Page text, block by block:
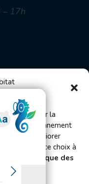
pour mesurer la
le fonctionnement
pour améliorer
changer ce choix à
Politique des
– 17h